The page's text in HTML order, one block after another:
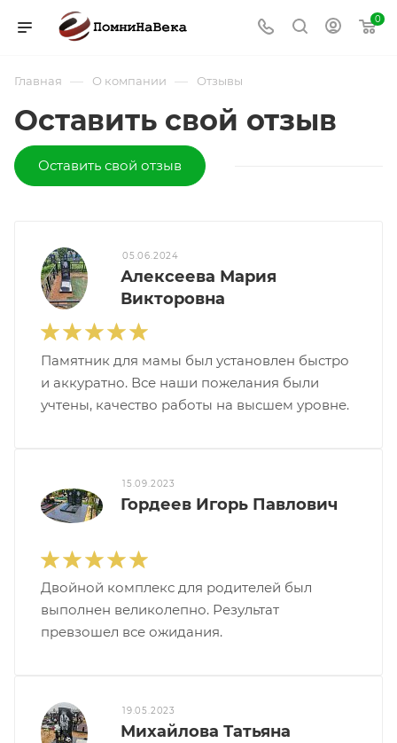
0
Главная — О компании — Отзывы
Оставить свой отзыв
Оставить свой отзыв
05.06.2024
Алексеева Мария
Викторовна
Памятник для мамы был установлен быстро
и аккуратно. Все наши пожелания были
учтены, качество работы на высшем уровне.
15.09.2023
Гордеев Игорь Павлович
Двойной комплекс для родителей был
выполнен великолепно. Результат
превзошел все ожидания.
19.05.2023
Михайлова Татьяна